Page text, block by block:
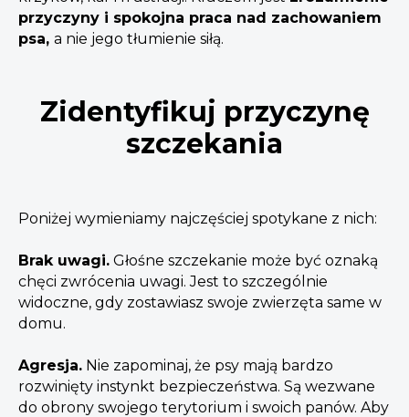
przyczyny i spokojna praca nad zachowaniem
psa, a nie jego tłumienie siłą.
Zidentyfikuj przyczynę
szczekania
Poniżej wymieniamy najczęściej spotykane z nich:
Brak uwagi. Głośne szczekanie może być oznaką
chęci zwrócenia uwagi. Jest to szczególnie
widoczne, gdy zostawiasz swoje zwierzęta same w
domu.
Agresja. Nie zapominaj, że psy mają bardzo
rozwinięty instynkt bezpieczeństwa. Są wezwane
do obrony swojego terytorium i swoich panów. Aby